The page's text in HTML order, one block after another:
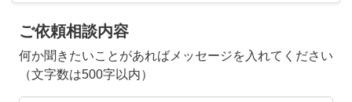
ご依頼相談内容
何か聞きたいことがあればメッセージを入れてください
（文字数は500字以内）